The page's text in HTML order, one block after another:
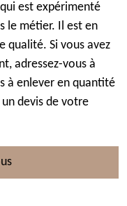
est expérimenté
le métier. Il est en
qualité. Si vous avez
adressez-vous à
à enlever en quantité
devis de votre